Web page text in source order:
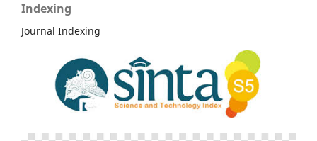
Indexing
Journal Indexing